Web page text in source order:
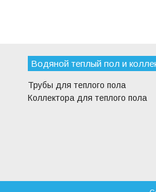
Водяной теплый пол и
Трубы для теплого пола
Коллектора для теплого пола